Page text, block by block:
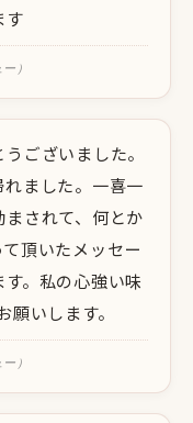
す
）
ございました。
ました。一喜一
されて、何とか
頂いたメッセー
。私の心強い味
いします。
）